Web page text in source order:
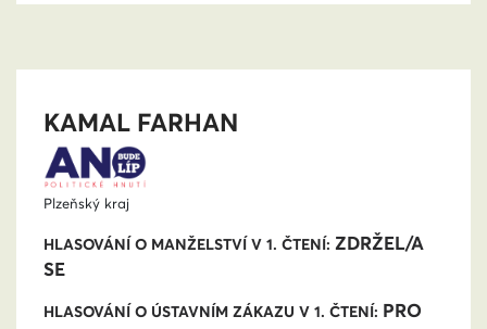
KAMAL FARHAN
Plzeňský kraj
HLASOVÁNÍ O MANŽELSTVÍ V 1. ČTENÍ: ZDRŽEL/A
SE
HLASOVÁNÍ O ÚSTAVNÍM ZÁKAZU V 1. ČTENÍ: PRO